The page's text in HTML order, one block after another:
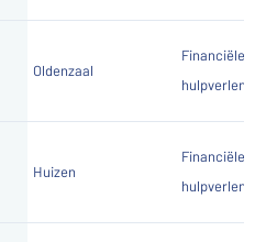
Oldenzaal
Financiële
Huizen
Financiële